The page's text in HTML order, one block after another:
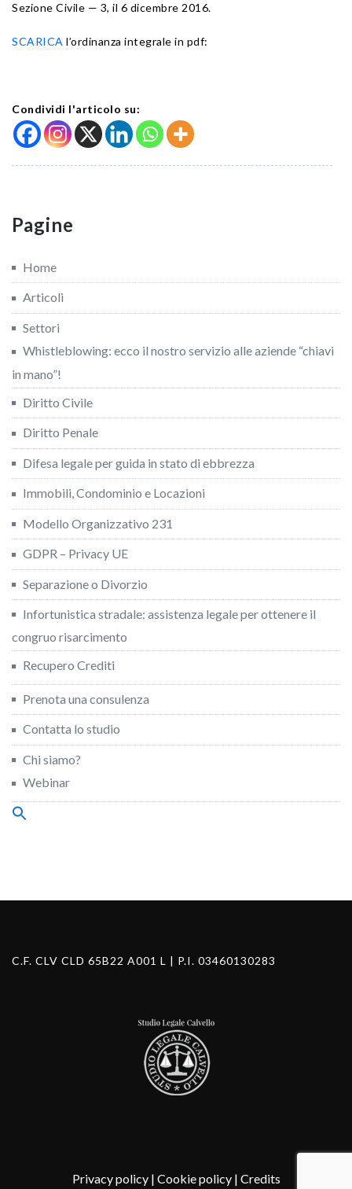
Sezione Civile — 3, il 6 dicembre 2016.
SCARICA l’ordinanza integrale in pdf:
Condividi l'articolo su:
Pagine
Home
Articoli
Settori
Whistleblowing: ecco il nostro servizio alle aziende “chiavi
in mano”!
Diritto Civile
Diritto Penale
Difesa legale per guida in stato di ebbrezza
Immobili, Condominio e Locazioni
Modello Organizzativo 231
GDPR – Privacy UE
Separazione o Divorzio
Infortunistica stradale: assistenza legale per ottenere il
congruo risarcimento
Recupero Crediti
Prenota una consulenza
Contatta lo studio
Chi siamo?
Webinar
Search
C.F. CLV CLD 65B22 A001 L | P.I. 03460130283
Privacy policy| Cookie policy| Credits